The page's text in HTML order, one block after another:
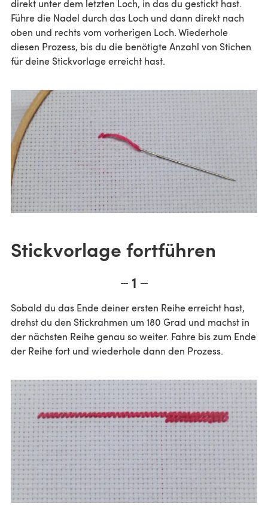
direkt unter dem letzten Loch, in das du gestickt hast.
Führe die Nadel durch das Loch und dann direkt nach
oben und rechts vom vorherigen Loch. Wiederhole
diesen Prozess, bis du die benötigte Anzahl von Stichen
für deine Stickvorlage erreicht hast.
Stickvorlage fortführen
1
Sobald du das Ende deiner ersten Reihe erreicht hast,
drehst du den Stickrahmen um 180 Grad und machst in
der nächsten Reihe genau so weiter. Fahre bis zum Ende
der Reihe fort und wiederhole dann den Prozess.